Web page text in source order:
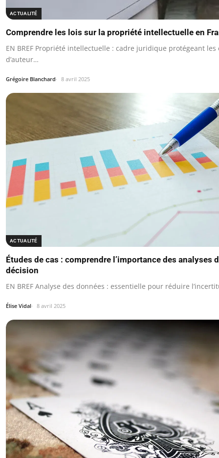
ACTUALITÉ
Comprendre les lois sur la propriété intellectuelle en
EN BREF Propriété intellectuelle : cadre juridique protégeant
d’auteur…
Grégoire Blanchard 8 avril 2025
ACTUALITÉ
Études de cas : comprendre l’importance des analyses
décision
EN BREF Analyse des données : essentielle pour réduire
Élise Vidal 8 avril 2025